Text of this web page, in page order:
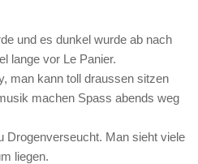
und es dunkel wurde ab nach
lange vor Le Panier.
man kann toll draussen sitzen
machen Spass abends weg
Drogenverseucht. Man sieht viele
liegen.